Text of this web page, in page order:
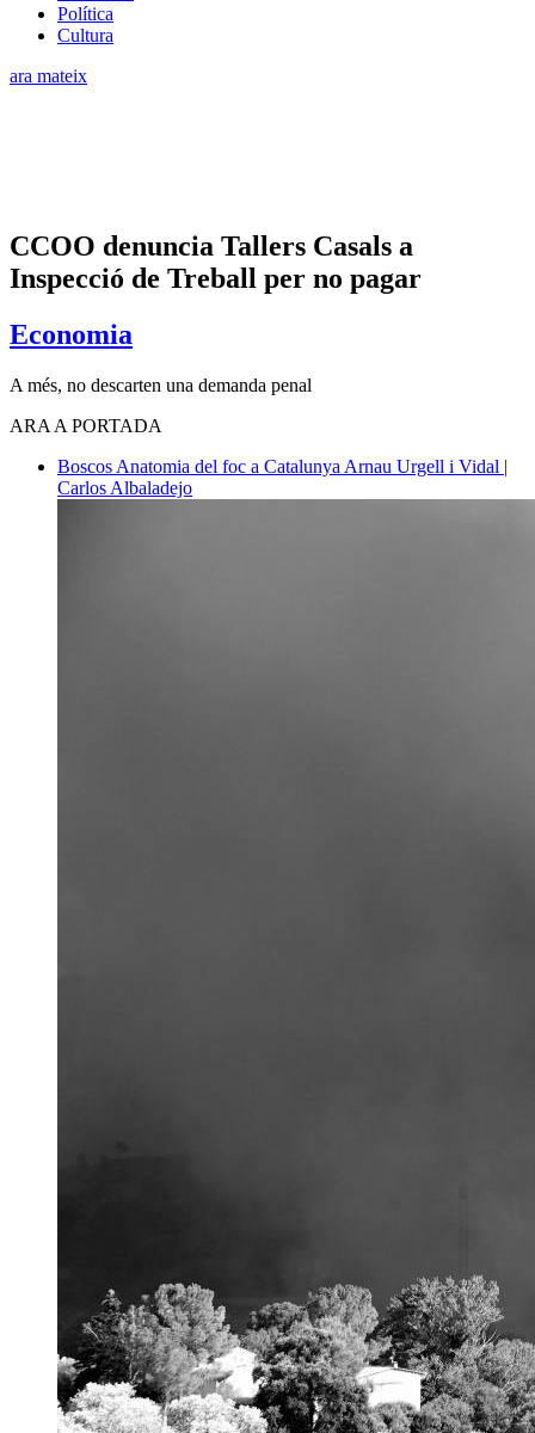
Política
Cultura
ara mateix
CCOO denuncia Tallers Casals a
Inspecció de Treball per no pagar
Economia
A més, no descarten una demanda penal
ARA A PORTADA
Boscos Anatomia del foc a Catalunya Arnau Urgell i Vidal |
Carlos Albaladejo